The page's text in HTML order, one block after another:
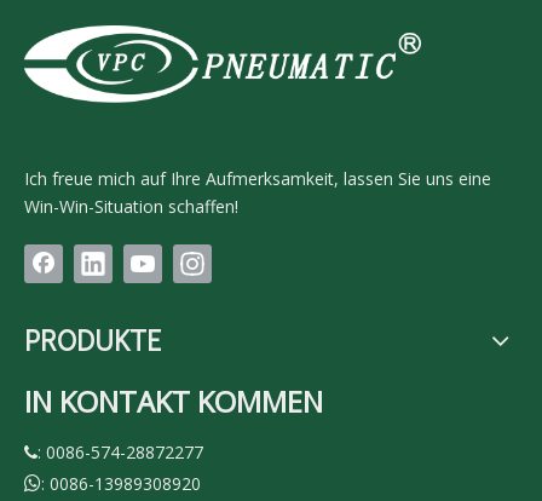
Ich freue mich auf Ihre Aufmerksamkeit, lassen Sie uns eine
Win-Win-Situation schaffen!
PRODUKTE
IN KONTAKT KOMMEN
: 0086-574-28872277
: 0086-13989308920